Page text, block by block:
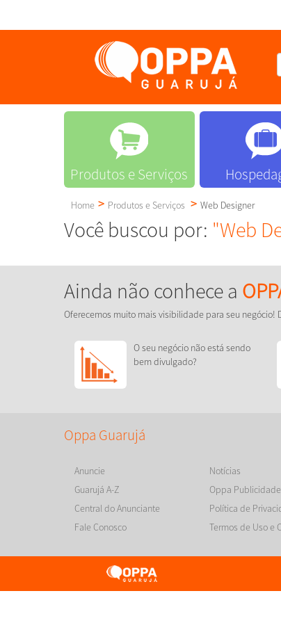
Produtos e Serviços
Home Produtos e Serviços Web Designer
Você buscou por: "Web
Ainda não conhece a
Oferecemos muito mais visibilidade para seu negócio!
O seu negócio não está sendo
bem divulgado?
Oppa Guarujá
Anuncie
Guarujá A-Z
Central do Anunciante
Fale Conosco
Notícias
Oppa Publicidade
Política de
Termos de Uso e